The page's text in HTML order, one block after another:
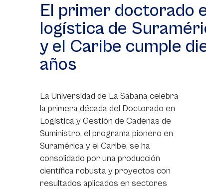
El primer doctorado
logística de
y el Caribe cumple
años
La Universidad de La Sabana celebra
la primera década del Doctorado en
Logística y Gestión de Cadenas de
Suministro, el programa pionero en
Suramérica y el Caribe, se ha
consolidado por una producción
científica robusta y proyectos con
resultados aplicados en sectores